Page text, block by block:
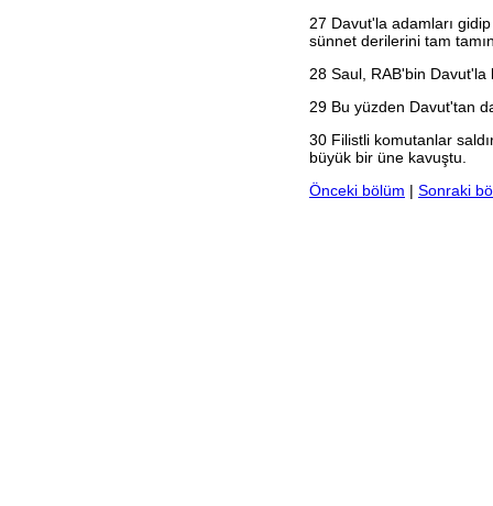
27 Davut'la adamları
sünnet derilerini tam
28 Saul, RAB'bin Davut'la
29 Bu yüzden Davut'tan
30 Filistli komutanlar
büyük bir üne kavuştu.
Önceki bölüm | Sonraki